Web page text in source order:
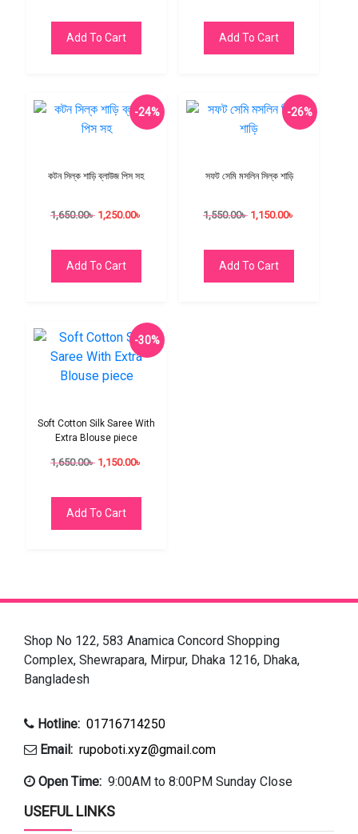
Add To Cart Add To Cart
-24%
কটন সিল্ক শাড়ি ব্লাউজ পিস সহ
1,650.00৳ 1,250.00৳
Add To Cart
-26%
সফট সেমি মসলিন সিল্ক শাড়ি
1,550.00৳ 1,150.00৳
Add To Cart
-30%
Soft Cotton Silk Saree With
Extra Blouse piece
1,650.00৳ 1,150.00৳
Add To Cart
Shop No 122, 583 Anamica Concord Shopping
Complex, Shewrapara, Mirpur, Dhaka 1216, Dhaka,
Bangladesh
Hotline: 01716714250
Email: rupoboti.xyz@gmail.com
Open Time: 9:00AM to 8:00PM Sunday Close
USEFUL LINKS